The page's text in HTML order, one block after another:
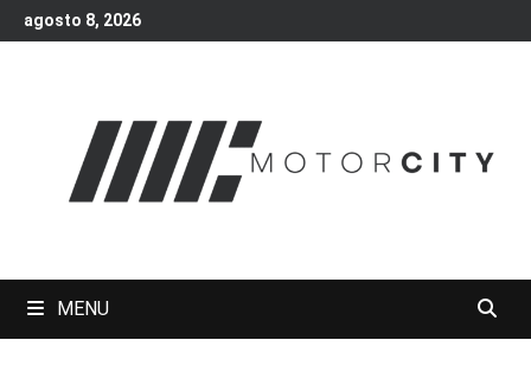
Skip
to
agosto 8, 2026
MENU